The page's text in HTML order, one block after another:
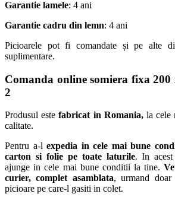
Garantie lamele: 4 ani
Garantie cadru din lemn: 4 ani
Picioarele pot fi comandate și pe alte
suplimentare.
Comanda online somiera fixa
2
Produsul estefabricat in Romania,la cele
calitate.
Pentru a-l expedia in cele mai bune
carton si folie pe toate laturile. In acest
ajunge in cele mai bune conditii la tine.
curier, complet asamblata, urmand doar
picioare pe care-l gasiti in colet.